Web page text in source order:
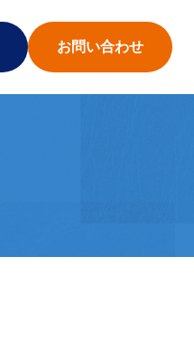
お問い合わせ